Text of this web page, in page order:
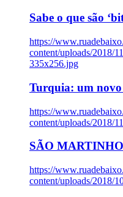
Sabe o que são
https://
content/uploads/2018/
335x256.jpg
Turquia: um novo
https://
content/uploads/2018/
SÃO
https://
content/uploads/2018/